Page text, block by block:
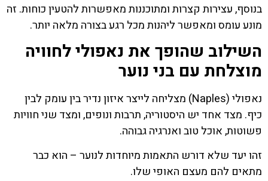
בנוסף, עצירות קצרות ומתוכננות מאפשרות להטעין כוחות. זה
מונע עומס ומאפשר ליהנות מכל רגע בצורה מלאה יותר.
השילוב שהופך את נאפולי לחוויה
מוצלחת עם בני נוער
נאפולי (Naples) מצליחה לייצר איזון נדיר בין עומק לבין
כיף. מצד אחד יש היסטוריה, תרבות ונופים, ומצד שני חוויות
פשוטות, אוכל טוב ואנרגיה גבוהה.
זהו יעד שלא דורש התאמות מיוחדות לנוער – הוא כבר
מתאים להם מעצם האופי שלו.